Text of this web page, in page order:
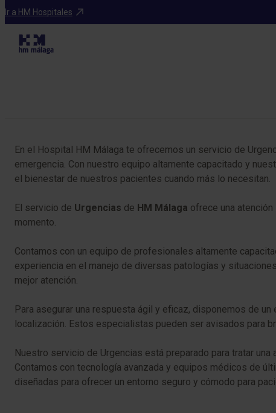
Ir a HM Hospitales
Especialidades
En el Hospital HM Málaga te ofrecemos un servicio de
emergencia. Con nuestro equipo altamente capacitado y
el bienestar de nuestros pacientes cuando más lo necesitan.
El servicio de Urgencias de HM Málaga ofrece una
momento.
Contamos con un equipo de profesionales altamente
experiencia en el manejo de diversas patologías y
mejor atención.
Para asegurar una respuesta ágil y eficaz, disponemos de
localización. Estos especialistas pueden ser avisados para
Nuestro servicio de Urgencias está preparado para tratar
Contamos con tecnología avanzada y equipos médicos de
diseñadas para ofrecer un entorno seguro y cómodo para